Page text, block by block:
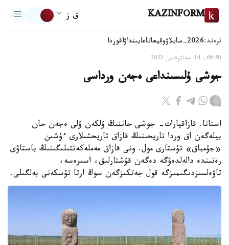
KAZINFORM ق ز
ترەند:2026-سايلاۋ وقيعاتاعايىنداۋاقوردا
09:50, 14 جەلتوقسان 2022
جوشى ۇلىسىنداعى ەجەن ورداسى
استانا. قازاقپارات- جوشى حاننىڭ ۇلكەن ۇلى ەجەن حان
بيلەگەن اق وردا تاريحىنىڭ قازاق تاريحشىلارى ءۇشىن
«جۇمباق» تۇستارى مول. ونى قازاق مەملەكەتتىلىگىنىڭ باستاۋى
رەتىندە دالەلدەۋگە دەگەن قۇشتارلىق، اسىرەسە،
تاۋەلسىزدىگىمىزگە قول جەتكىزگەن سوڭ ارتا تۇسكەنى بەلگىلى.